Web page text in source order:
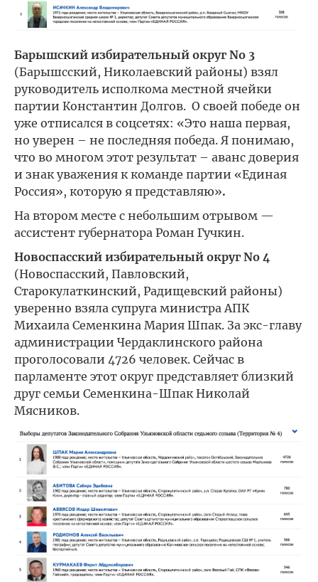
Барышский избирательный округ No 3
(Барышсский, Николаевский районы) взял
руководитель исполкома местной ячейки
партии Константин Долгов. О своей победе он
уже отписался в соцсетях: «Это наша первая,
но уверен – не последняя победа. Я понимаю,
что во многом этот результат – аванс доверия
и знак уважения к команде партии «Единая
Россия», которую я представляю».
На втором месте с небольшим отрывом —
ассистент губернатора Роман Гучкин.
Новоспасский избирательный округ No 4
(Новоспасский, Павловский,
Старокулаткинский, Радищевский районы)
уверенно взяла супруга министра АПК
Михаила Семенкина Мария Шпак. За экс-главу
администрации Чердаклинского района
проголосовали 4726 человек. Сейчас в
парламенте этот округ представляет близкий
друг семьи Семенкина-Шпак Николай
Мясников.